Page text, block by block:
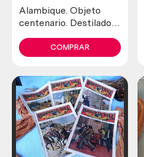
Alambique. Objeto
centenario. Destilador
cobre. 80 litros.
COMPRAR